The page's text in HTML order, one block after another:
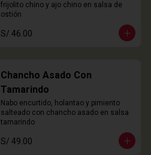
frijolito chino y ajo chino en salsa de
ostión
S/ 46.00
Chancho Asado Con
Tamarindo
Nabo encurtido, holantao y pimiento
salteado con chancho asado en salsa
tamarindo
S/ 49.00